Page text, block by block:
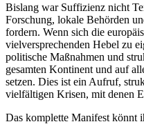
Bislang war Suffizienz nicht
Forschung, lokale Behörden
fordern. Wenn sich die
vielversprechenden Hebel zu
politische Maßnahmen und
gesamten Kontinent und auf
setzen. Dies ist ein Aufruf,
vielfältigen Krisen, mit denen
Das komplette Manifest könnt